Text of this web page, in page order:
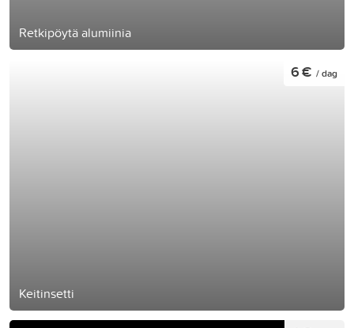
Retkipöytä alumiinia
Keitinsetti
6 € / dag